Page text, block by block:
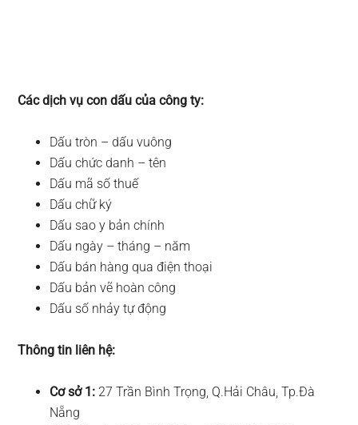
Các dịch vụ con dấu của công ty:
Dấu tròn – dấu vuông
Dấu chức danh – tên
Dấu mã số thuế
Dấu chữ ký
Dấu sao y bản chính
Dấu ngày – tháng – năm
Dấu bán hàng qua điện thoại
Dấu bản vẽ hoàn công
Dấu số nhảy tự động
Thông tin liên hệ:
Cơ sở 1: 27 Trần Bình Trọng, Q.Hải Châu, Tp.Đà
Nẵng